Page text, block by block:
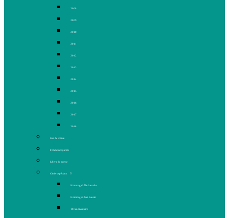
2008
2009
2010
2011
2012
2013
2014
2015
2016
2017
2018
Gaz de schiste
Femmes de parole
Liberté de presse
Cahiers spéciaux
Hommage à Élie Laroche
Hommage à Jean Laurin
10e anniversaire